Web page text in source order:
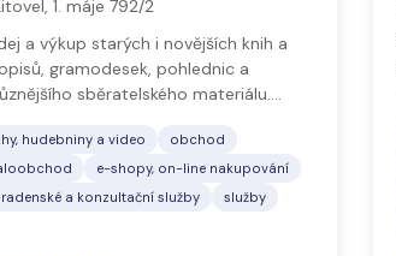
1. máje 792/2
a výkup starých i novějších knih a
gramodesek, pohlednic a
sběratelského materiálu.…
hudebniny a video
obchod
e-shopy, on-line nakupování
a konzultační služby
služby